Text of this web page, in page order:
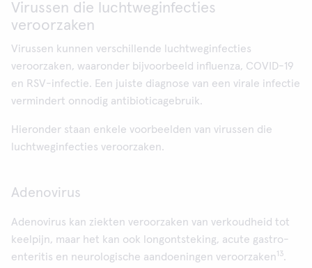
Virussen die luchtweginfecties
veroorzaken
Virussen kunnen verschillende luchtweginfecties
veroorzaken, waaronder bijvoorbeeld influenza, COVID-19
en RSV-infectie. Een juiste diagnose van een virale infectie
vermindert onnodig antibioticagebruik.
Hieronder staan enkele voorbeelden van virussen die
luchtweginfecties veroorzaken.
Adenovirus
Adenovirus kan ziekten veroorzaken van verkoudheid tot
keelpijn, maar het kan ook longontsteking, acute gastro-
enteritis en neurologische aandoeningen veroorzaken13.